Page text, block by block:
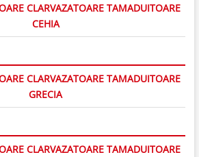
CLARVAZATOARE TAMADUITOARE
CEHIA
CLARVAZATOARE TAMADUITOARE
GRECIA
CLARVAZATOARE TAMADUITOARE